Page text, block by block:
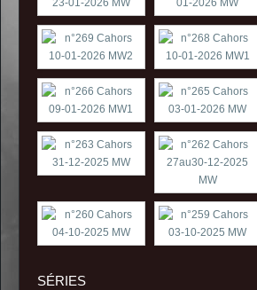
EXPOSITIONS D'ARTISTES
SÉRIES